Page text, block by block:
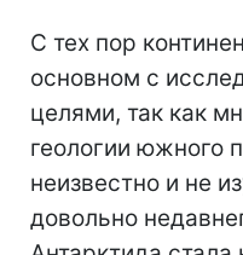
С тех пор
основном с
целями, так как
геологии южного
неизвестно и не
довольно